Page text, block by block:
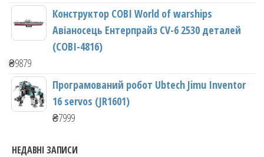
Конструктор COBI World of warships
Авіаносець Ентерпрайз CV-6 2530 деталей
(COBI-4816)
₴9879
Програмований робот Ubtech Jimu Inventor
16 servos (JR1601)
₴7999
НЕДАВНІ ЗАПИСИ